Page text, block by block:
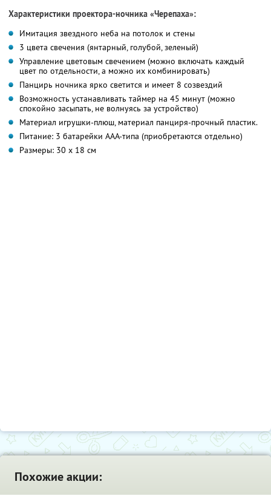
Характеристики проектора-ночника «Черепаха»:
Имитация звездного неба на потолок и стены
3 цвета свечения (янтарный, голубой, зеленый)
Управление цветовым свечением (можно включать каждый
цвет по отдельности, а можно их комбинировать)
Панцирь ночника ярко светится и имеет 8 созвездий
Возможность устанавливать таймер на 45 минут (можно
спокойно засыпать, не волнуясь за устройство)
Материал игрушки-плюш, материал панциря-прочный пластик.
Питание: 3 батарейки ААА-типа (приобретаются отдельно)
Размеры: 30 х 18 см
Похожие акции: